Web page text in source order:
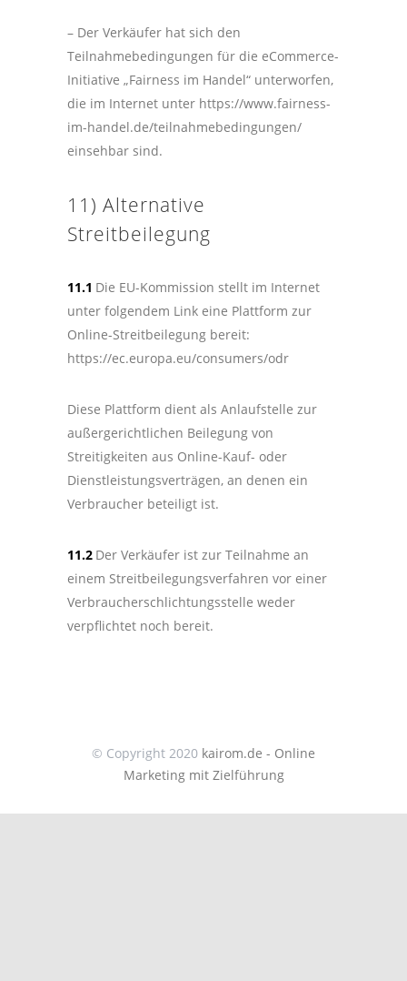
– Der Verkäufer hat sich den
Teilnahmebedingungen für die eCommerce-
Initiative „Fairness im Handel“ unterworfen,
die im Internet unter https://www.fairness-
im-handel.de/teilnahmebedingungen/
einsehbar sind.
11) Alternative
Streitbeilegung
11.1 Die EU-Kommission stellt im Internet
unter folgendem Link eine Plattform zur
Online-Streitbeilegung bereit:
https://ec.europa.eu/consumers/odr
Diese Plattform dient als Anlaufstelle zur
außergerichtlichen Beilegung von
Streitigkeiten aus Online-Kauf- oder
Dienstleistungsverträgen, an denen ein
Verbraucher beteiligt ist.
11.2 Der Verkäufer ist zur Teilnahme an
einem Streitbeilegungsverfahren vor einer
Verbraucherschlichtungsstelle weder
verpflichtet noch bereit.
© Copyright 2020 kairom.de - Online
Marketing mit Zielführung